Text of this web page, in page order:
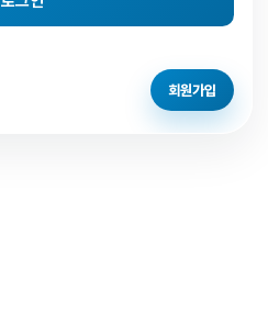
회원가입